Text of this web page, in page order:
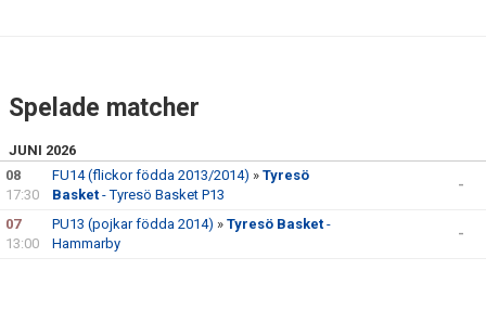
Spelade matcher
JUNI 2026
08
17:30
FU14 (flickor födda 2013/2014) » Tyresö
Basket - Tyresö Basket P13
-
07
13:00
PU13 (pojkar födda 2014) » Tyresö Basket -
Hammarby
-